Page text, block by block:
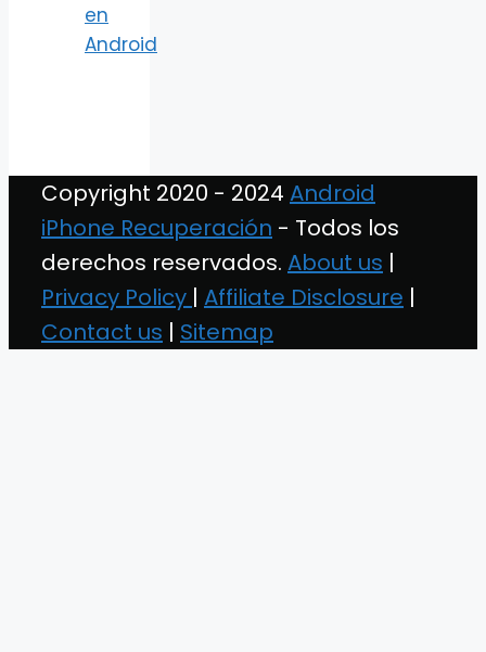
en
Android
Copyright 2020 - 2024 Android
iPhone Recuperación - Todos los
derechos reservados. About us |
Privacy Policy | Affiliate Disclosure |
Contact us | Sitemap